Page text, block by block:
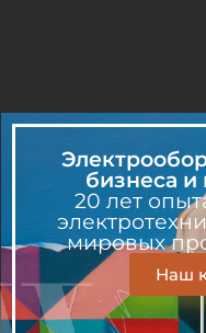
бизнеса и
20 лет
мировых
Наш